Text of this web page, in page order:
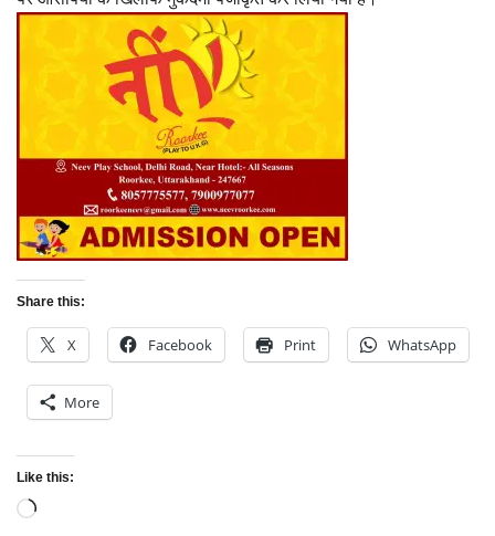
Share this:
X Facebook Print WhatsApp
More
Like this:
Loading…